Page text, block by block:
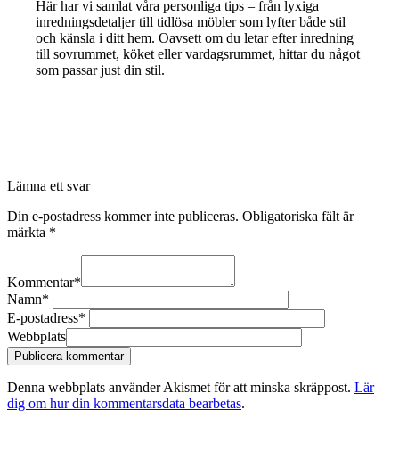
Här har vi samlat våra personliga tips – från lyxiga
inredningsdetaljer till tidlösa möbler som lyfter både stil
och känsla i ditt hem. Oavsett om du letar efter inredning
till sovrummet, köket eller vardagsrummet, hittar du något
som passar just din stil.
Lämna ett svar
Din e-postadress kommer inte publiceras. Obligatoriska fält är
märkta *
Kommentar*
Namn*
E-postadress*
Webbplats
Denna webbplats använder Akismet för att minska skräppost. Lär
dig om hur din kommentarsdata bearbetas.